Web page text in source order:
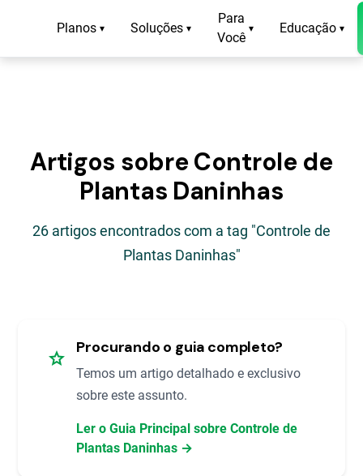
Planos ▾ Soluções ▾
Para
Você
▾ Educação ▾
Artigos sobre Controle de
Plantas Daninhas
26 artigos encontrados com a tag "Controle de
Plantas Daninhas"
star Procurando o guia completo?
Temos um artigo detalhado e exclusivo
sobre este assunto.
Ler o Guia Principal sobre Controle de
Plantas Daninhas →